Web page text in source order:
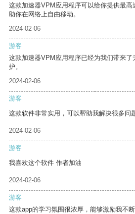
这款加速器VPM应用程序可以给你提供最
助你在网络上自由移动。
2024-02-06
游客
这款加速器VPM应用程序已经为我们带来
护。
2024-02-06
游客
这款软件非常实用，可以帮助我解决很多问
2024-02-06
游客
我喜欢这个软件 作者加油
2024-02-06
游客
这款app的学习氛围很浓厚，能够激励我不